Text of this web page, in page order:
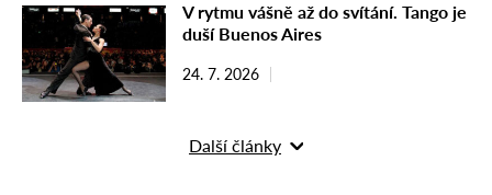
V rytmu vášně až do svítání. Tango je
duší Buenos Aires
24. 7. 2026
Další články